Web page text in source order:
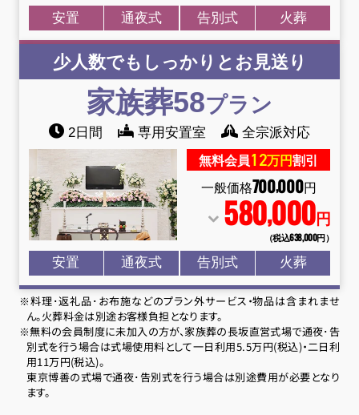
安置 通夜式 告別式 火葬
少人数でもしっかりとお見送り
家族葬58プラン
2日間 専用安置室 全宗派対応
無料会員12万円割引
一般価格700,000円
580,000円
（税込638,000円）
安置 通夜式 告別式 火葬
※料理･返礼品･お布施などのプラン外サービス・物品は含まれませ
ん。火葬料金は別途お客様負担となります。
※無料の会員制度に未加入の方が、家族葬の長坂直営式場で通夜･告
別式を行う場合は式場使用料として一日利用5.5万円(税込)・二日利
用11万円(税込)。
東京博善の式場で通夜･告別式を行う場合は別途費用が必要となり
ます。